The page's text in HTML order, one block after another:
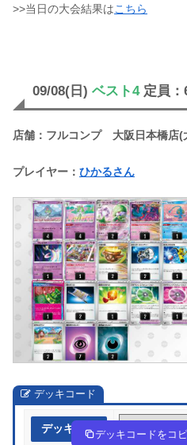
>>当日の大会結果はこちら
09/08(日) ベスト4定員：
店舗：フルコンプ 大阪日本橋店(
プレイヤー： ひかるさん
デッキコード
デッキ作成 c8JcKJ-
デッキコードをコピ